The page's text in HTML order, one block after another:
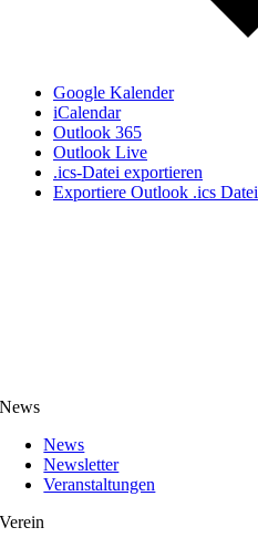
Google Kalender
iCalendar
Outlook 365
Outlook Live
.ics-Datei exportieren
Exportiere Outlook .ics Datei
News
News
Newsletter
Veranstaltungen
Verein